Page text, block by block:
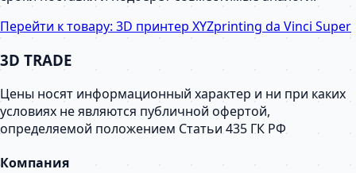
Перейти к товару: 3D принтер XYZprinting da Vinci Super
3D TRADE
Цены носят информационный характер и ни при каких
условиях не являются публичной офертой,
определяемой положением Статьи 435 ГК РФ
Компания